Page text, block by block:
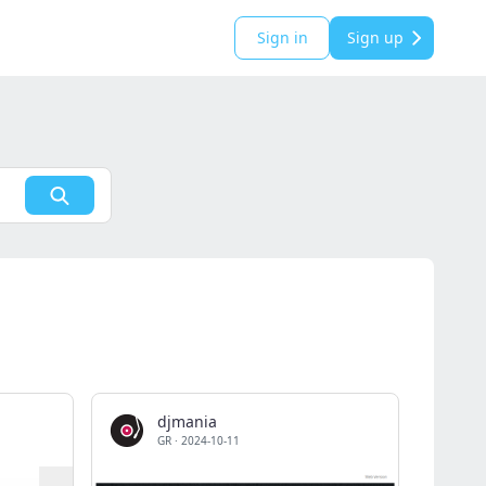
Sign in Sign up
djmania
GR · 2024-10-11